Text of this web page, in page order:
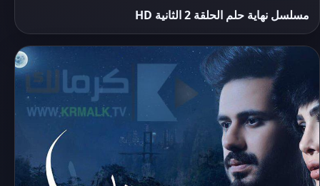
مسلسل نهاية حلم الحلقة 2 الثانية HD